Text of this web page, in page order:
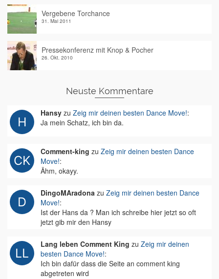
Vergebene Torchance
31. Mai 2011
Pressekonferenz mit Knop & Pocher
26. Okt. 2010
Neuste Kommentare
Hansy zu Zeig mir deinen besten Dance Move!:
Ja mein Schatz, ich bin da.
Comment-king zu Zeig mir deinen besten Dance
Move!:
Ähm, okayy.
DingoMAradona zu Zeig mir deinen besten Dance
Move!:
Ist der Hans da ? Man ich schreibe hier jetzt so oft
jetzt gib mir den Hansy
Lang leben Comment King zu Zeig mir deinen
besten Dance Move!:
Ich bin dafür dass die Seite an comment king
abgetreten wird